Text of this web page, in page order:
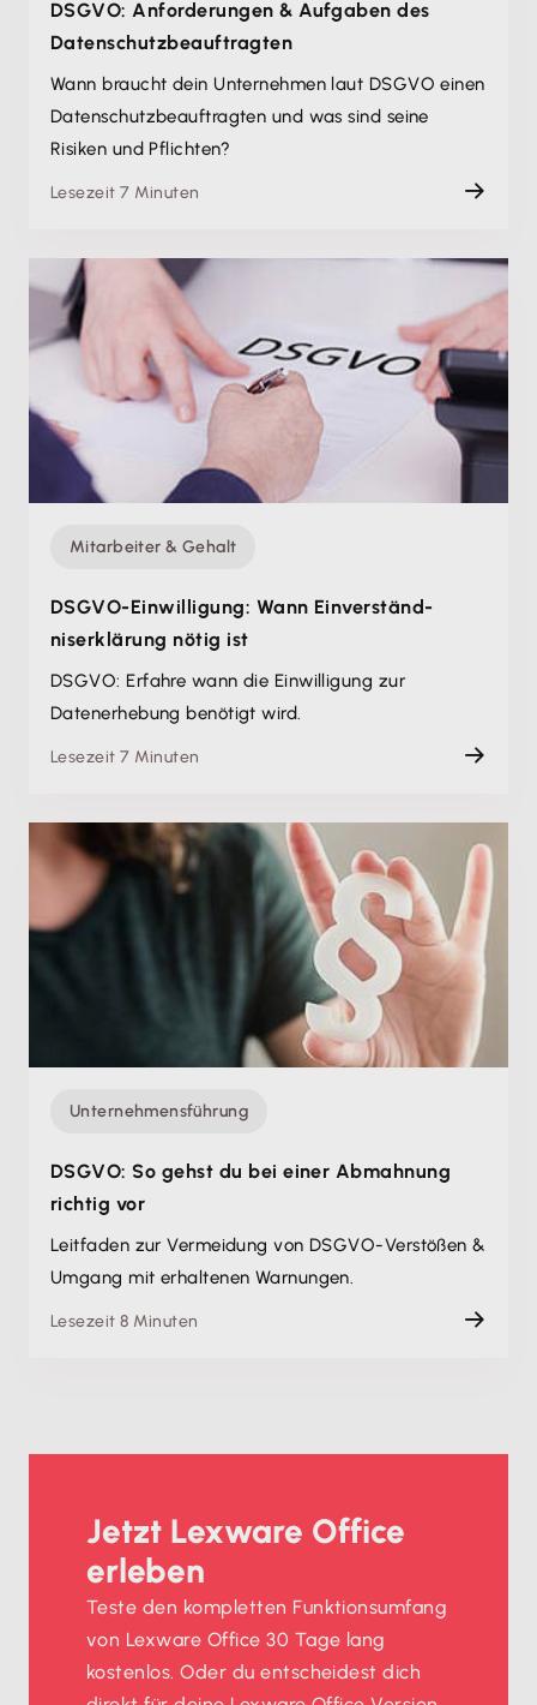
DSGVO: Anforderungen & Aufgaben des
Datenschutz­beauftragten
Wann braucht dein Unternehmen laut DSGVO einen
Datenschutz­beauftragten und was sind seine
Risiken und Pflichten?
Lesezeit 7 Minuten
Mitarbeiter & Gehalt
DSGVO-Einwilligung: Wann Einverständ­
niserklärung nötig ist
DSGVO: Erfahre wann die Einwilligung zur
Datenerhebung benötigt wird.
Lesezeit 7 Minuten
Unternehmensführung
DSGVO: So gehst du bei einer Abmahnung
richtig vor
Leitfaden zur Vermeidung von DSGVO-Verstößen &
Umgang mit erhaltenen Warnungen.
Lesezeit 8 Minuten
Jetzt Lexware Office
erleben
Teste den kompletten Funktionsumfang
von Lexware Office 30 Tage lang
kostenlos. Oder du entscheidest dich